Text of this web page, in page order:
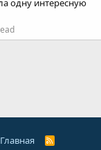
Главная
R